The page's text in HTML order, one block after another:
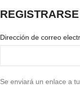
REGISTRARSE
Dirección de correo
Se enviará un enlace a